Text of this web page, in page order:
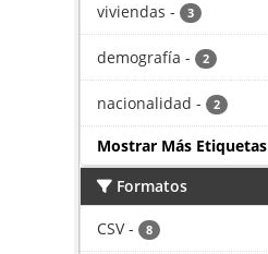
viviendas - 3
demografía - 2
nacionalidad - 2
Mostrar Más Etiquetas
Formatos
CSV - 8